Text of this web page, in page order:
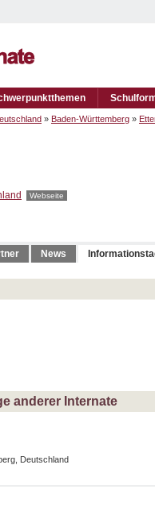
» Baden-Württemberg »
Webseite
News
anderer Internate
Deutschland